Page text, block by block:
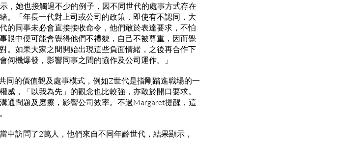
，她也接觸過不少的例子，因不同世代的處事方式存在
。「年長一代對上司或公司的政策，即使有不認同，大
的同事未必會直接接收命令，他們敢於表達要求，不怕
眼中便可能會覺得他們不禮貌，自己不被尊重，因而覺
。如果大家之間開始出現這些負面情緒，之後再合作下
機爆發，影響同事之間的協作及公司運作。」
同的價值觀及處事模式，例如Z世代是指剛踏進職場的一
，「以我為先」的觀念也比較強，亦敢於開口要求。
通問題及磨擦，影響公司效率。不過Margaret提醒，這
中訪問了2萬人，他們來自不同年齡世代，結果顯示，